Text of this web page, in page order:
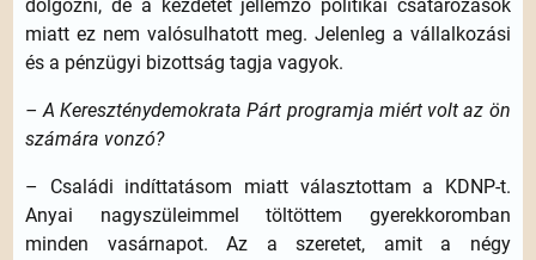
dolgozni, de a kezdetet jellemző politikai csatározások
miatt ez nem valósulhatott meg. Jelenleg a vállalkozási
és a pénzügyi bizottság tagja vagyok.
– A Kereszténydemokrata Párt programja miért volt az ön
számára vonzó?
– Családi indíttatásom miatt választottam a KDNP-t.
Anyai nagyszüleimmel töltöttem gyerekkoromban
minden vasárnapot. Az a szeretet, amit a négy